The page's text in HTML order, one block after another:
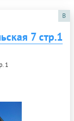
B
7 стр.1
1